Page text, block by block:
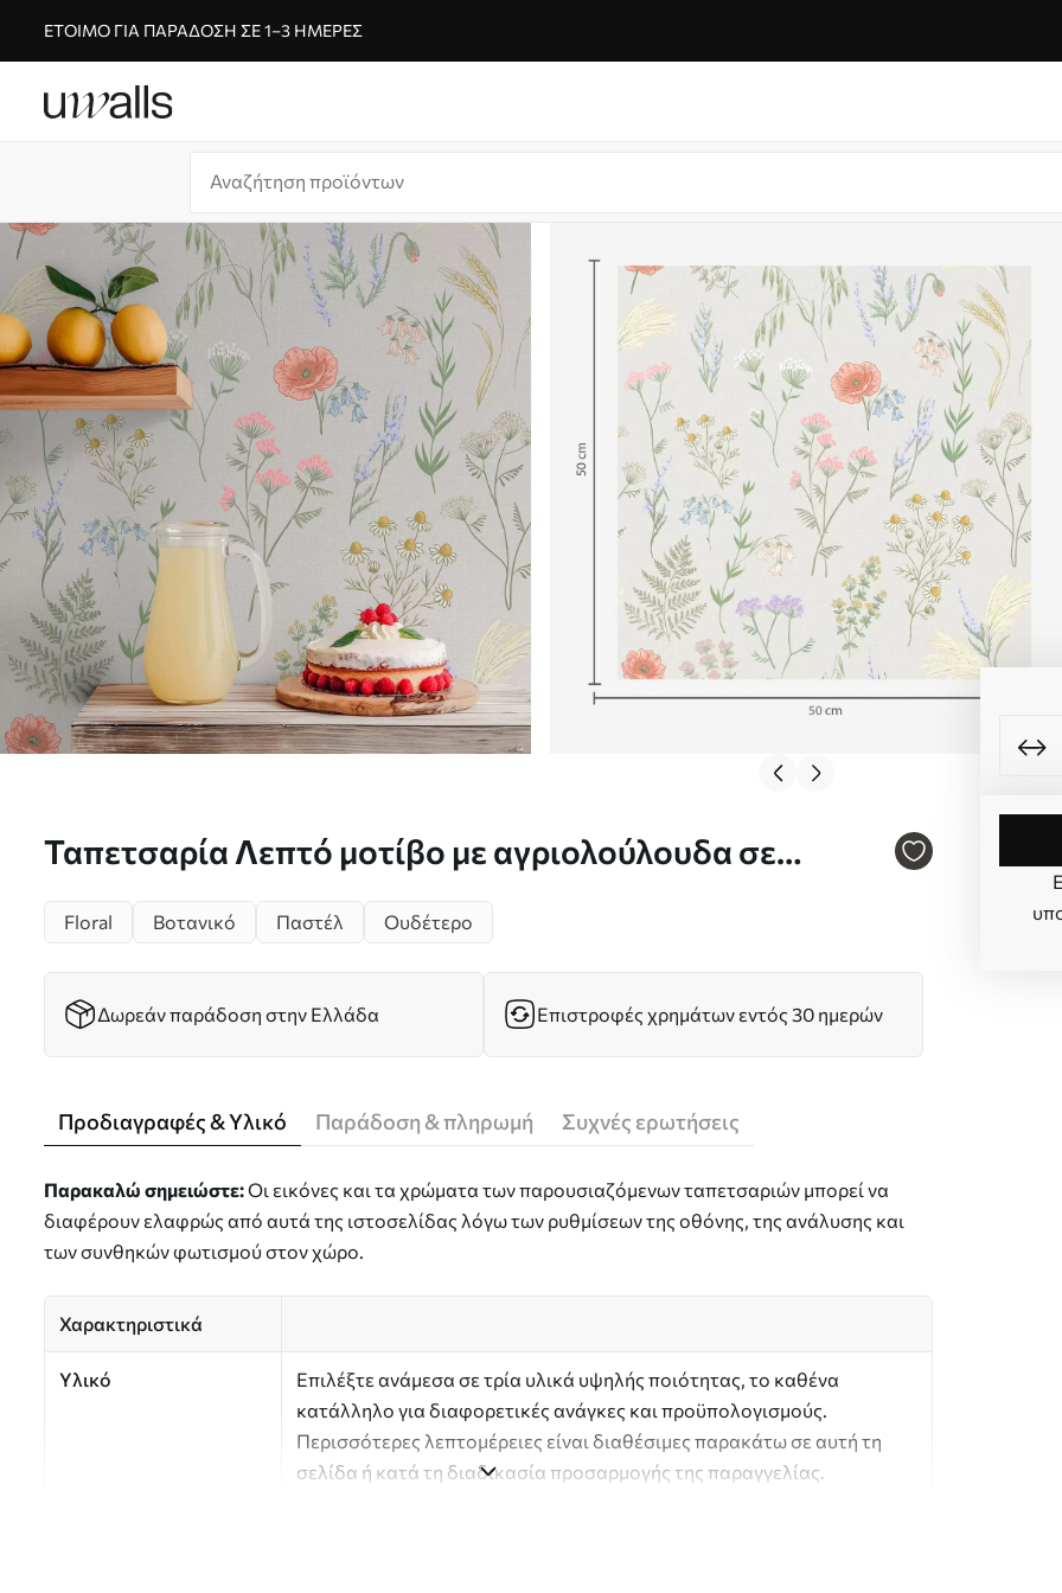
ΈΤΟΙΜΟ ΓΙΑ ΠΑΡΆΔΟΣΗ ΣΕ 1–3 ΗΜΈΡΕΣ
Ταπετσαρία Λεπτό μοτίβο με αγριολούλουδα σε
Floral Βοτανικό Παστέλ Ουδέτερο
Δωρεάν παράδοση στην Ελλάδα Επιστροφές χρημάτων εντός 30 ημερών
Προδιαγραφές & Υλικό Παράδοση & πληρωμή Συχνές ερωτήσεις
Παρακαλώ σημειώστε:Οι εικόνες και τα χρώματα των παρουσιαζόμενων ταπετσαριών μπορεί να
διαφέρουν ελαφρώς από αυτά της ιστοσελίδας λόγω των ρυθμίσεων της οθόνης, της ανάλυσης και
των συνθηκών φωτισμού στον χώρο.
Χαρακτηριστικά
Υλικό
Επιλέξτε ανάμεσα σε τρία υλικά υψηλής ποιότητας, το καθένα
κατάλληλο για διαφορετικές ανάγκες και προϋπολογισμούς.
Περισσότερες λεπτομέρειες είναι διαθέσιμες παρακάτω σε αυτή τη
σελίδα ή κατά τη διαδικασία προσαρμογής της παραγγελίας.